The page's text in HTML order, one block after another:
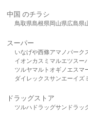
中国 のチラシ
鳥取県島根県岡山県広島県
スーパー
いなげや西條アマノパーク
イオンカスミ マルエツスー
ツルヤマルト オギノ エスマ
ダイレックスサンエーイズ
ドラッグストア
ツルハドラッグサンドラッ